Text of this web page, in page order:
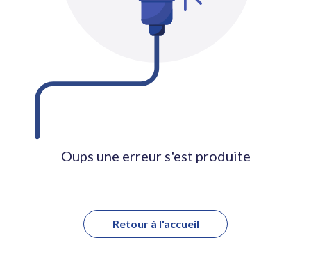
Oups une erreur s'est produite
Retour à l'accueil